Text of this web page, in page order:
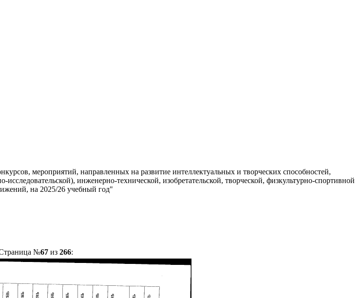
мероприятий, направленных на развитие интеллектуальных и творческих способностей,
инженерно-технической, изобретательской, творческой, физкультурно-спортивной
на 2025/26 учебный год"
№67из 266: